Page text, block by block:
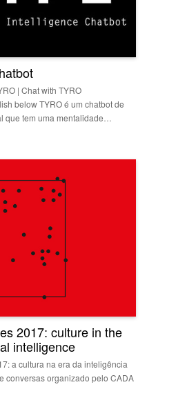
| Chat with TYRO
below TYRO é um chatbot de
que tem uma mentalidade…
2017: culture in the
intelligence
a cultura na era da inteligência
conversas organizado pelo CADA